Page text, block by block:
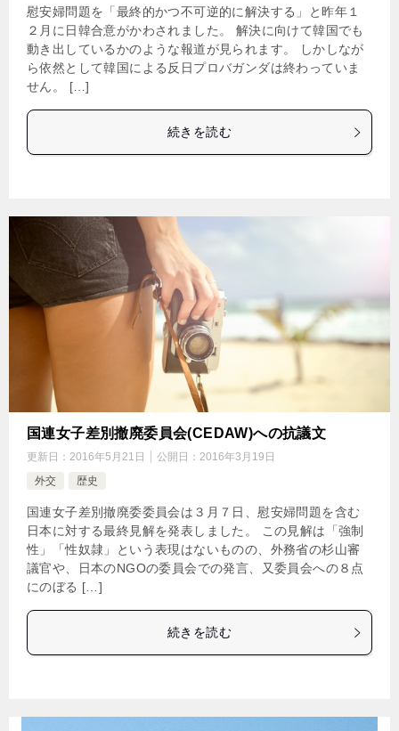
慰安婦問題を「最終的かつ不可逆的に解決する」と昨年１
２月に日韓合意がかわされました。 解決に向けて韓国でも
動き出しているかのような報道が見られます。 しかしなが
ら依然として韓国による反日プロバガンダは終わっていま
せん。 […]
続きを読む
国連女子差別撤廃委員会(CEDAW)への抗議文
更新日： 2016年5月21日 公開日： 2016年3月19日
外交
歴史
国連女子差別撤廃委委員会は３月７日、慰安婦問題を含む
日本に対する最終見解を発表しました。 この見解は「強制
性」「性奴隷」という表現はないものの、外務省の杉山審
議官や、日本のNGOの委員会での発言、又委員会への８点
にのぼる […]
続きを読む